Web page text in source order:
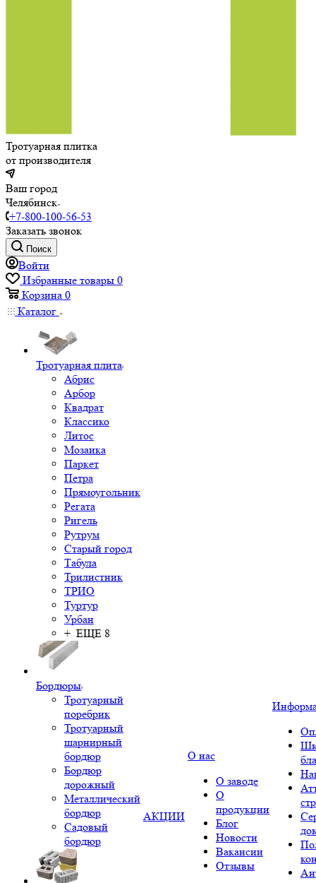
Тротуарная плитка
от производителя
Ваш город
Челябинск
+7-800-100-56-53
Заказать звонок
Поиск
Войти
Избранные товары 0
Корзина 0
Каталог
Тротуарная плита
Абрис
Арбор
Квадрат
Классико
Литос
Мозаика
Паркет
Петра
Прямоугольник
Регата
Ригель
Рутрум
Старый город
Табула
Трилистник
ТРИО
Туртур
Урбан
+ ЕЩЕ 8
Бордюры
Тротуарный
поребрик
Тротуарный
шарнирный
бордюр
Бордюр
дорожный
Металлический
бордюр
Садовый
бордюр
АКЦИИ
О нас
О заводе
О
продукции
Блог
Новости
Вакансии
Отзывы